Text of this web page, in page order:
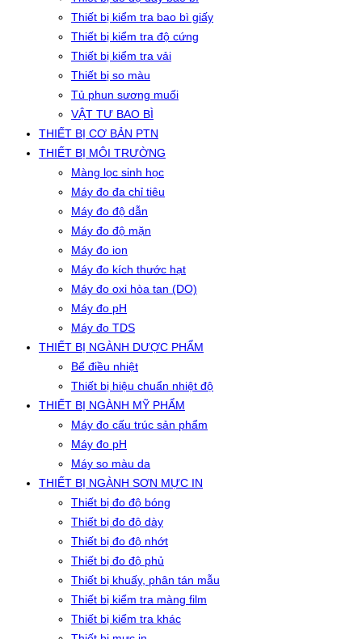
Thiết bị kiểm tra bao bì giấy
Thiết bị kiểm tra độ cứng
Thiết bị kiểm tra vải
Thiết bị so màu
Tủ phun sương muối
VẬT TƯ BAO BÌ
THIẾT BỊ CƠ BẢN PTN
THIẾT BỊ MÔI TRƯỜNG
Màng lọc sinh học
Máy đo đa chỉ tiêu
Máy đo độ dẫn
Máy đo độ mặn
Máy đo ion
Máy đo kích thước hạt
Máy đo oxi hòa tan (DO)
Máy đo pH
Máy đo TDS
THIẾT BỊ NGÀNH DƯỢC PHẨM
Bể điều nhiệt
Thiết bị hiệu chuẩn nhiệt độ
THIẾT BỊ NGÀNH MỸ PHẨM
Máy đo cấu trúc sản phẩm
Máy đo pH
Máy so màu da
THIẾT BỊ NGÀNH SƠN MỰC IN
Thiết bị đo độ bóng
Thiết bị đo độ dày
Thiết bị đo độ nhớt
Thiết bị đo độ phủ
Thiết bị khuấy, phân tán mẫu
Thiết bị kiểm tra màng film
Thiết bị kiểm tra khác